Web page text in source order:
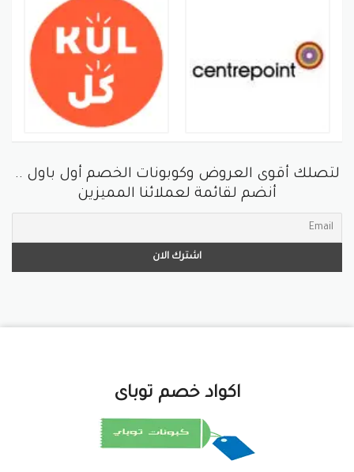
لتصلك أقوى العروض وكوبونات الخصم أول باول ..
أنضم لقائمة لعملائنا المميزين
اكواد خصم توباى